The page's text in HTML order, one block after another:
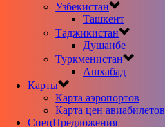
Узбекистан
Ташкент
Таджикистан
Душанбе
Туркменистан
Ашхабад
Карты
Карта аэропортов
Карта цен авиабилетов
CпецПредложения